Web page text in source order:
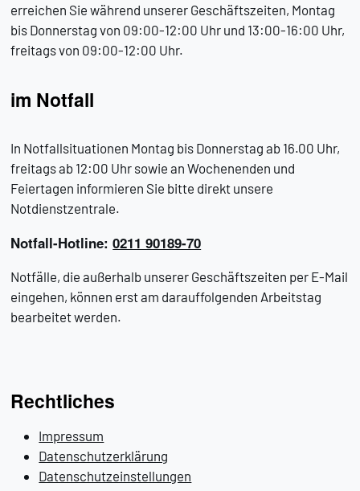
erreichen Sie während unserer Geschäftszeiten, Montag
bis Donnerstag von 09:00-12:00 Uhr und 13:00-16:00 Uhr,
freitags von 09:00-12:00 Uhr.
im Notfall
In Notfallsituationen Montag bis Donnerstag ab 16.00 Uhr,
freitags ab 12:00 Uhr sowie an Wochenenden und
Feiertagen informieren Sie bitte direkt unsere
Notdienstzentrale.
Notfall-Hotline:0211 90189-70
Notfälle, die außerhalb unserer Geschäftszeiten per E-Mail
eingehen, können erst am darauffolgenden Arbeitstag
bearbeitet werden.
Rechtliches
Impressum
Datenschutzerklärung
Datenschutzeinstellungen